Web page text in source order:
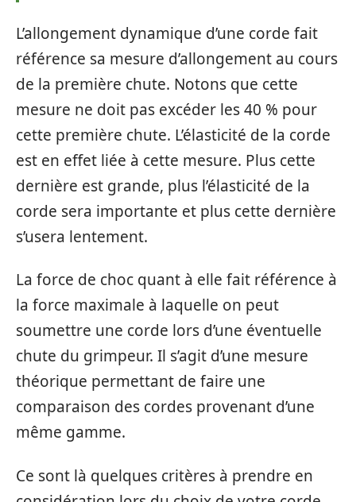
L’allongement dynamique d’une corde fait
référence sa mesure d’allongement au cours
de la première chute. Notons que cette
mesure ne doit pas excéder les 40 % pour
cette première chute. L’élasticité de la corde
est en effet liée à cette mesure. Plus cette
dernière est grande, plus l’élasticité de la
corde sera importante et plus cette dernière
s’usera lentement.
La force de choc quant à elle fait référence à
la force maximale à laquelle on peut
soumettre une corde lors d’une éventuelle
chute du grimpeur. Il s’agit d’une mesure
théorique permettant de faire une
comparaison des cordes provenant d’une
même gamme.
Ce sont là quelques critères à prendre en